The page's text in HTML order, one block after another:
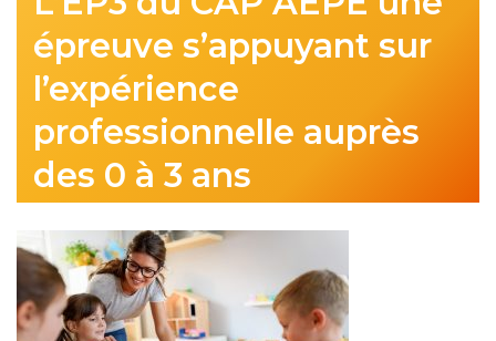
épreuve s’appuyant sur
l’expérience
professionnelle auprès
des 0 à 3 ans